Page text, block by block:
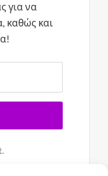
για να
καθώς και